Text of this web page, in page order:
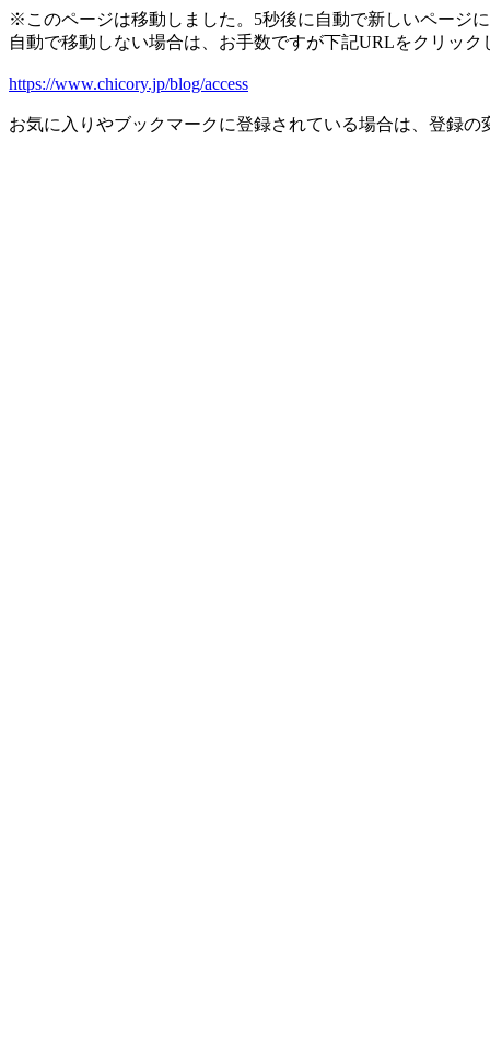
※このページは移動しました。5秒後に自動で新しいページ
自動で移動しない場合は、お手数ですが下記URLをクリック
https://www.chicory.jp/blog/access
お気に入りやブックマークに登録されている場合は、登録の